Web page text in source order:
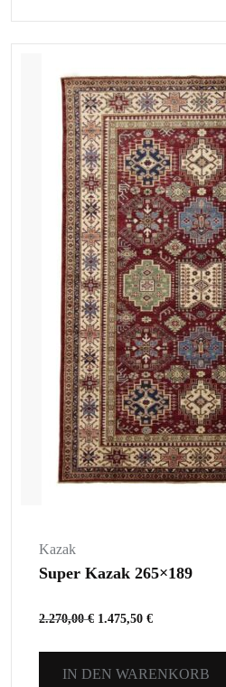
Kazak
Super Kazak 265×189
2.270,00€ 1.475,50 €
IN DEN WARENKORB